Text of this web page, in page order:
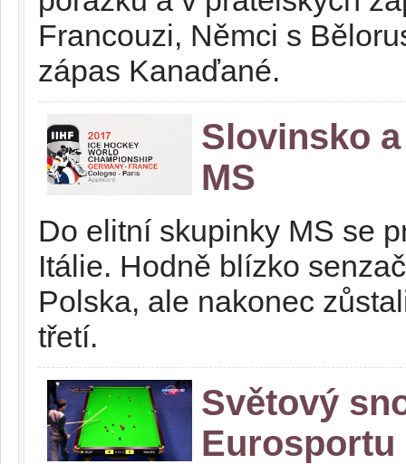
Francouzi, Němci s
zápas Kanaďané.
Slovinsko
MS
Do elitní skupinky MS se
Itálie. Hodně blízko
Polska, ale nakonec
třetí.
Světový
Eurosportu